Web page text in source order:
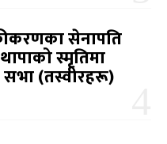
सेनापति
स्मृतिमा
सभा (तस्वीरहरू)